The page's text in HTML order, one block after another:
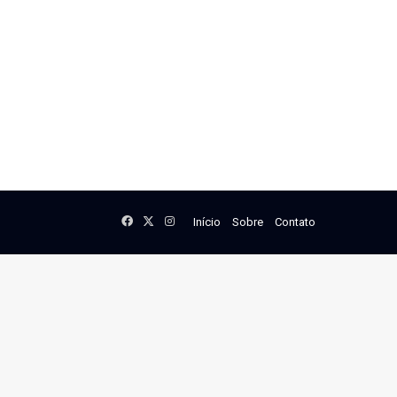
Início Sobre Contato
Facebook
X Instagram